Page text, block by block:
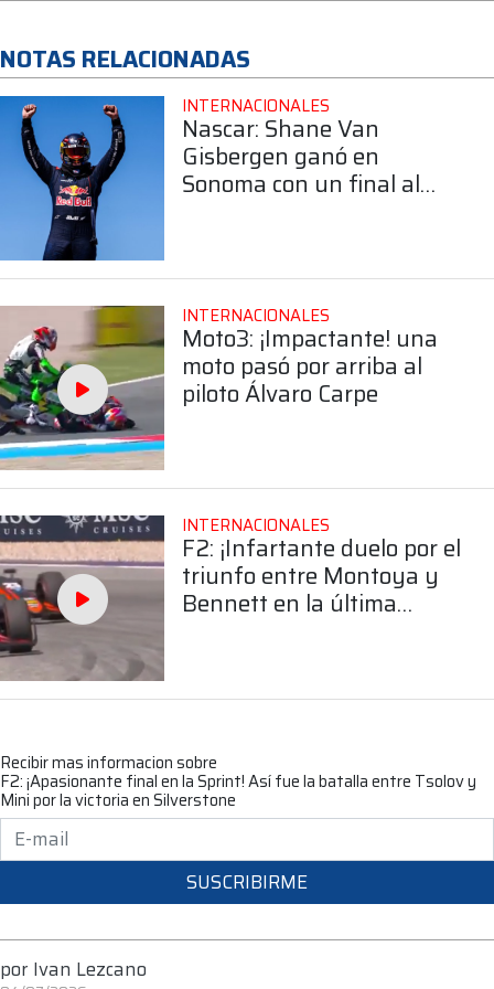
NOTAS RELACIONADAS
INTERNACIONALES
Nascar: Shane Van
Gisbergen ganó en
Sonoma con un final al
INTERNACIONALES
Moto3: ¡Impactante! una
moto pasó por arriba al
piloto Álvaro Carpe
INTERNACIONALES
F2: ¡Infartante duelo por el
triunfo entre Montoya y
Bennett en la última
Recibir mas informacion sobre
F2: ¡Apasionante final en la Sprint! Así fue la batalla entre Tsolov y
Mini por la victoria en Silverstone
SUSCRIBIRME
por Ivan Lezcano